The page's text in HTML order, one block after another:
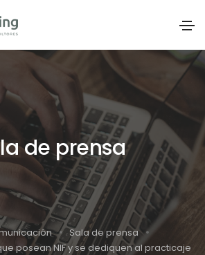
de prensa
Sala de prensa
posean NIF y se dediquen al practicaje